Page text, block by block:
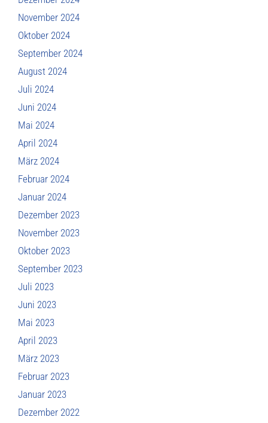
November 2024
Oktober 2024
September 2024
August 2024
Juli 2024
Juni 2024
Mai 2024
April 2024
März 2024
Februar 2024
Januar 2024
Dezember 2023
November 2023
Oktober 2023
September 2023
Juli 2023
Juni 2023
Mai 2023
April 2023
März 2023
Februar 2023
Januar 2023
Dezember 2022